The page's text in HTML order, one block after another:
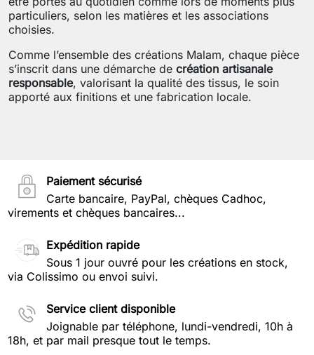
particuliers, selon les matières et les associations
choisies.
Comme l’ensemble des créations Malam, chaque pièce
s’inscrit dans une démarche de création artisanale
responsable, valorisant la qualité des tissus, le soin
apporté aux finitions et une fabrication locale.
Paiement sécurisé
Carte bancaire, PayPal, chèques Cadhoc,
virements et chèques bancaires...
Expédition rapide
Sous 1 jour ouvré pour les créations en stock,
via Colissimo ou envoi suivi.
Service client disponible
Joignable par téléphone, lundi-vendredi, 10h à
18h, et par mail presque tout le temps.